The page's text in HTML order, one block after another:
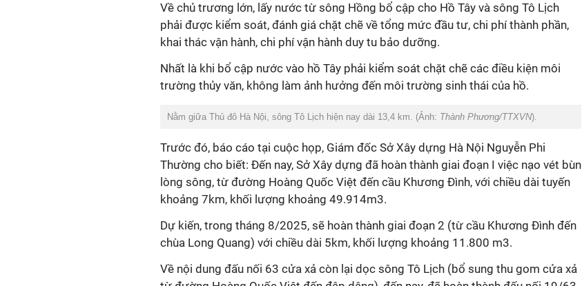
Về chủ trương lớn, lấy nước từ sông Hồng bổ cập cho Hồ Tây và sông Tô Lịch
phải được kiểm soát, đánh giá chặt chẽ về tổng mức đầu tư, chi phí thành phần,
khai thác vận hành, chi phí vận hành duy tu bảo dưỡng.
Nhất là khi bổ cập nước vào hồ Tây phải kiểm soát chặt chẽ các điều kiện môi
trường thủy văn, không làm ảnh hưởng đến môi trường sinh thái của hồ.
Nằm giữa Thủ đô Hà Nội, sông Tô Lịch hiện nay dài 13,4 km. (Ảnh: Thành Phương/TTXVN).
Trước đó, báo cáo tại cuộc họp, Giám đốc Sở Xây dựng Hà Nội Nguyễn Phi
Thường cho biết: Đến nay, Sở Xây dựng đã hoàn thành giai đoạn I việc nạo vét bùn
lòng sông, từ đường Hoàng Quốc Việt đến cầu Khương Đình, với chiều dài tuyến
khoảng 7km, khối lượng khoảng 49.914m3.
Dự kiến, trong tháng 8/2025, sẽ hoàn thành giai đoạn 2 (từ cầu Khương Đình đến
chùa Long Quang) với chiều dài 5km, khối lượng khoảng 11.800 m3.
Về nội dung đấu nối 63 cửa xả còn lại dọc sông Tô Lịch (bổ sung thu gom cửa xả